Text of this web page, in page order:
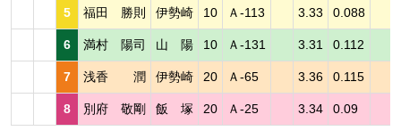
5 福田 勝則 伊勢崎 10 Ａ-113 3.33 0.088
6 満村 陽司 山 陽 10 Ａ-131 3.31 0.112
7 浅香 潤 伊勢崎 20 Ａ-65 3.36 0.115
8 別府 敬剛 飯 塚 20 Ａ-25 3.34 0.09